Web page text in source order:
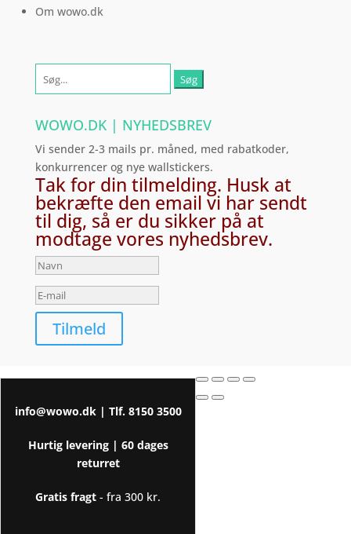
Om wowo.dk
efter:
WOWO.DK | NYHEDSBREV
Vi sender 2-3 mails pr. måned, med rabatkoder,
konkurrencer og nye wallstickers.
Tak for din tilmelding. Husk at
bekræfte den email vi har sendt
til dig, så er du sikker på at
modtage vores nyhedsbrev.
Tilmeld
info@wowo.dk| Tlf. 8150 3500
Hurtig levering | 60 dages
returret
Gratis fragt - fra 300 kr.